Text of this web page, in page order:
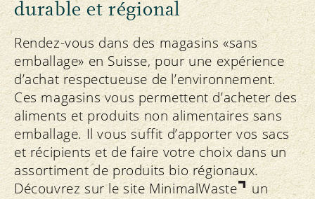
durable et régional
Rendez-vous dans des magasins «sans
emballage» en Suisse, pour une expérience
d’achat respectueuse de l’environnement.
Ces magasins vous permettent d’acheter des
aliments et produits non alimentaires sans
emballage. Il vous suffit d’apporter vos sacs
et récipients et de faire votre choix dans un
assortiment de produits bio régionaux.
Découvrez sur le siteMinimalWaste
un